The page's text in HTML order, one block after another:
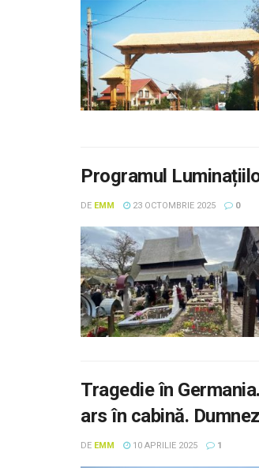
Programul
DE EMM 23 OCTOMBRIE 2025 0
Tragedie în
ars în cabină.
DE EMM 10 APRILIE 2025 1